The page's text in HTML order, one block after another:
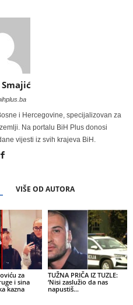
i Hercegovine, specijalizovan za
Na portalu BiH Plus donosi
vijesti iz svih krajeva BiH.
VIŠE OD AUTORA
za
i sina
kazna
TUŽNA PRIČA IZ TUZLE:
‘Nisi zaslužio da nas
napustiš…